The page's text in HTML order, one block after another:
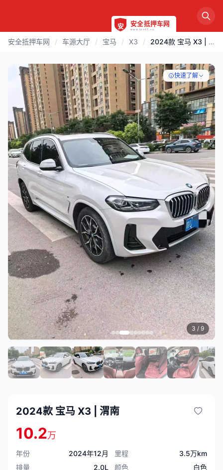
安全抵押车网 / 车源大厅 / 宝马 / X3 / 2024款 宝马 X3 | 渭南
快速了解
3 / 9
2024款 宝马 X3 | 渭南
10.2万
年份 2024年12月 里程
3.5万km
排量
2.0L 颜色
白色